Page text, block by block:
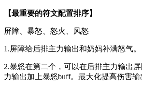
【最重要的符文配置排序】
屏障、暴怒、怒火、风怒
1.屏障给后排主力输出和奶妈补满怒气。
2.暴怒在第二个，可以在后排主力输出
力输出加上暴怒buff。最大化提高伤害输